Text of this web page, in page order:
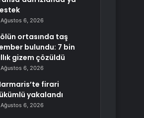
Ağustos 6, 2026
ortasında taş
bulundu: 7 bin
gizem çözüldü
Ağustos 6, 2026
firari
yakalandı
Ağustos 6, 2026